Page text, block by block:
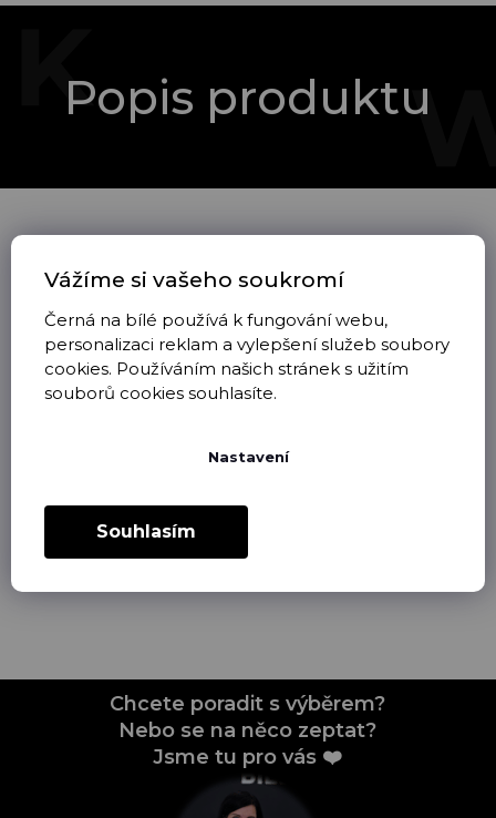
Vážíme si vašeho soukromí
Černá na bílé používá k fungování webu,
personalizaci reklam a vylepšení služeb soubory
cookies. Používáním našich stránek s užitím
souborů cookies souhlasíte.
Nastavení
Souhlasím
Popis produktu
jinak poškozené, není možné nám vrátit zpět v rámci
odstoupení od kupní smlouvy. Úbytek barvy po prvním
vyprání je přirozeným projevem přímého potisku na
textil a není brán jako závada.
Chcete poradit s výběrem?
Nebo se na něco zeptat?
Jsme tu pro vás ❤️